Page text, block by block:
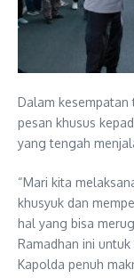
Dalam
pesan khusus
yang tengah
“Mari kita
khusyuk dan
hal yang bisa
Ramadhan ini
Kapolda penuh